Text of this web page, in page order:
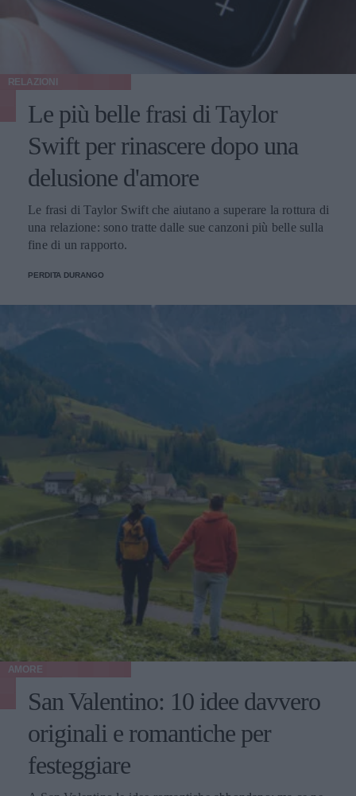
RELAZIONI
Le più belle frasi di Taylor
Swift per rinascere dopo una
delusione d'amore
Le frasi di Taylor Swift che aiutano a superare la rottura di
una relazione: sono tratte dalle sue canzoni più belle sulla
fine di un rapporto.
PERDITA DURANGO
AMORE
San Valentino: 10 idee davvero
originali e romantiche per
festeggiare